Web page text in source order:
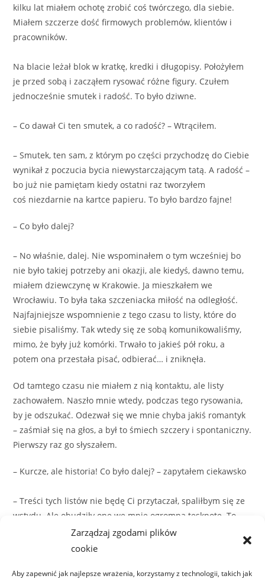
Zarządzaj zgodami plików
cookie
Aby zapewnić jak najlepsze wrażenia, korzystamy z technologii, takich jak
kilku lat miałem ochotę zrobić coś twórczego, dla siebie.
Miałem szczerze dość firmowych problemów, klientów i
pracowników.
Na blacie leżał blok w kratkę, kredki i długopisy. Położyłem
je przed sobą i zacząłem rysować różne figury. Czułem
jednocześnie smutek i radość. To było dziwne.
– Co dawał Ci ten smutek, a co radość? – Wtrąciłem.
– Smutek, ten sam, z którym po części przychodzę do Ciebie
wynikał z poczucia bycia niewystarczającym tatą. A radość –
bo już nie pamiętam kiedy ostatni raz tworzyłem
coś niezdarnie na kartce papieru. To było bardzo fajne!
– Co było dalej?
– No właśnie, dalej. Nie wspominałem o tym wcześniej bo
nie było takiej potrzeby ani okazji, ale kiedyś, dawno temu,
miałem dziewczynę w Krakowie. Ja mieszkałem we
Wrocławiu. To była taka szczeniacka miłość na odległość.
Najfajniejsze wspomnienie z tego czasu to listy, które do
siebie pisaliśmy. Tak wtedy się ze sobą komunikowaliśmy,
mimo, że były już komórki. Trwało to jakieś pół roku, a
potem ona przestała pisać, odbierać… i zniknęła.
Od tamtego czasu nie miałem z nią kontaktu, ale listy
zachowałem. Naszło mnie wtedy, podczas tego rysowania,
by je odszukać. Odezwał się we mnie chyba jakiś romantyk
– zaśmiał się na głos, a był to śmiech szczery i spontaniczny.
Pierwszy raz go słyszałem.
– Kurcze, ale historia! Co było dalej? – zapytałem ciekawsko
– Treści tych listów nie będę Ci przytaczał, spaliłbym się ze
wstydu. Ale obudziły one we mnie ogromną tęsknotę. To
było dziwne. Nie tęskniłem za Nią. Tęskniłem za tamtymi
czasami, wolnych od tylu zobowiązań i zmartwień.
byłem.